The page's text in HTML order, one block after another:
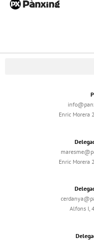
Enric Morera
Enric Morera
Alfons I,